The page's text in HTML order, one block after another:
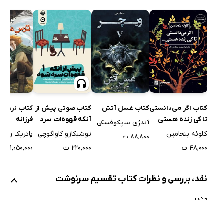
کتاب اگر می‌دانستی
تا کی زنده هستی
چطور زندگی
کلوئه بنجامین
۴۸,۰۰۰ ت
کتاب غسل آتش
آندژی ساپکوفسکی
۸۸,۸۰۰ ت
کتاب صوتی پیش از
آنکه قهوه‌ات سرد
شود 1
توشیکازو کاواگوچی
۲۲۰,۰۰۰ ت
کتاب ترس
فرزانه
پاتریک
۱,۰۵۰,۰۰۰ ت
نقد، بررسی و نظرات کتاب تقسیم سرنوشت